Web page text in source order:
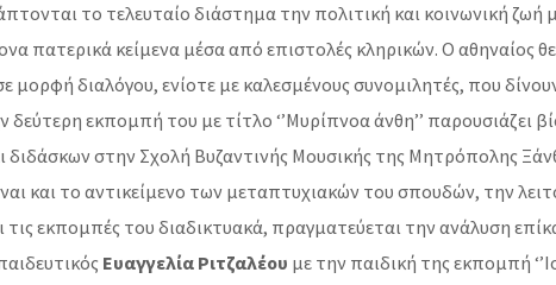
το τελευταίο διάστημα την πολιτική και κοινωνική ζωή
πατερικά κείμενα μέσα από επιστολές κληρικών. Ο αθηναίος
μορφή διαλόγου, ενίοτε με καλεσμένους συνομιλητές, που
εκπομπή του με τίτλο ‘’Μυρίπνοα άνθη’’ παρουσιάζει
διδάσκων στην Σχολή Βυζαντινής Μουσικής της Μητρόπολης
και το αντικείμενο των μεταπτυχιακών του σπουδών, την
εκπομπές του διαδικτυακά, πραγματεύεται την ανάλυση
Ευαγγελία Ριτζαλέου με την παιδική της εκπομπή